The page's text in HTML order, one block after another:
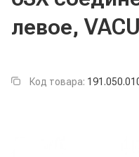
левое,
Код товара: